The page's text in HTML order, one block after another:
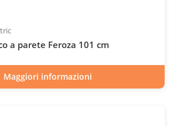
a parete Feroza 101 cm
22.0% IVA
Maggiori informazioni